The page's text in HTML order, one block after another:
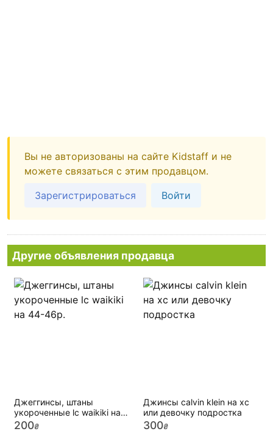
Вы не авторизованы на сайте Kidstaff и не
можете связаться с этим продавцом.
Зарегистрироваться
Войти
Другие объявления продавца
Джеггинсы, штаны
укороченные lc waikiki на
44-46р.
200₴
Джинсы calvin klein на хс
или девочку подростка
300₴